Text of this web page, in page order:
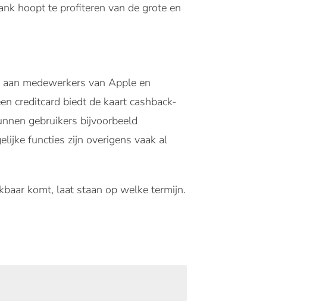
hoopt te profiteren van de grote en
medewerkers van Apple en
creditcard biedt de kaart cashback-
gebruikers bijvoorbeeld
functies zijn overigens vaak al
komt, laat staan op welke termijn.